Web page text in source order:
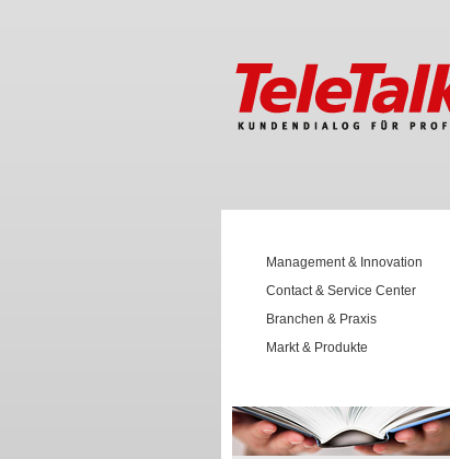
Management & Innovation
Contact & Service Center
Branchen & Praxis
Markt & Produkte